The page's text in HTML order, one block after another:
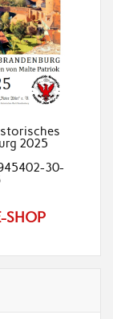
2025
30-
SHOP